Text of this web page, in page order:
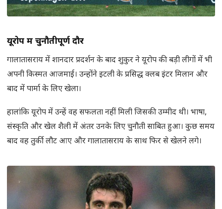
यूरोप में चुनौतीपूर्ण दौर
गालातासराय में शानदार प्रदर्शन के बाद शुकुर ने यूरोप की बड़ी लीगों में भी
अपनी किस्मत आजमाई। उन्होंने इटली के प्रसिद्ध क्लब इंटर मिलान और
बाद में पार्मा के लिए खेला।
हालांकि यूरोप में उन्हें वह सफलता नहीं मिली जिसकी उम्मीद थी। भाषा,
संस्कृति और खेल शैली में अंतर उनके लिए चुनौती साबित हुआ। कुछ समय
बाद वह तुर्की लौट आए और गालातासराय के साथ फिर से खेलने लगे।